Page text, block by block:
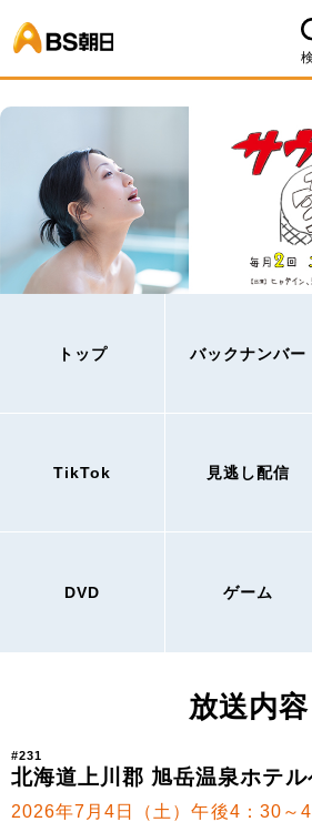
トップ バックナンバー
TikTok 見逃し配信
DVD ゲーム
放送内容
#231
北海道上川郡 旭岳温泉ホテ
2026年7月4日（土）午後4：30～